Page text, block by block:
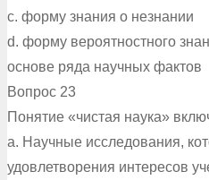
c. форму знания о незнании
d. форму вероятностного
основе ряда научных фактов
Вопрос 23
Понятие «чистая наука»
a. Научные исследования,
удовлетворения интересов